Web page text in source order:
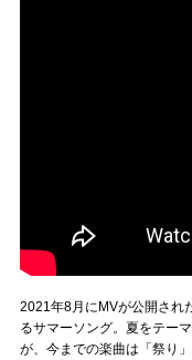
2021年8月にMVが公開され
るサマーソング。夏をテー
が、今までの楽曲は「祭り